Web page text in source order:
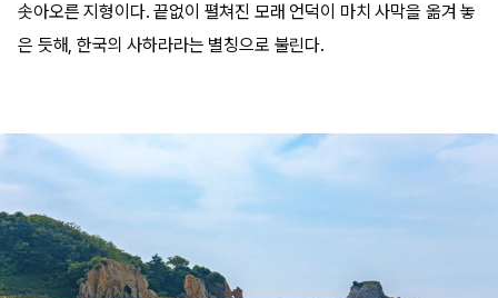
솟아오른 지형이다. 끝없이 펼쳐진 모래 언덕이 마치 사막을 옮겨 놓
은 듯해, 한국의 사하라라는 별칭으로 불린다.